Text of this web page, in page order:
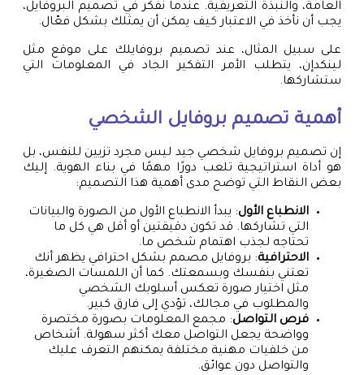
العامة، والنبذة التعريفية. عندما نفكر في تصميم البروفايل،
يجب أن نأخذ في الاعتبار كيف يمكن أن يمثلك بشكل فعّال.
على سبيل المثال، عند تصميم بروفايلك على موقع مثل
لينكدإن، يتطلب الأمر التفكير الجاد في المعلومات التي
ستشاركها.
أهمية تصميم بروفايل الشخصي
إن تصميم بروفايل شخصي جيد ليس مجرد تزيين للنفس، بل
هو أداة استراتيجية تلعب دورًا مهمًا في بناء الهوية. إليك
بعض النقاط التي توضح مدى أهمية هذا التصميم:
الانطباع الأول: يبدأ الانطباع الأول من الصورة والبيانات
التي تشاركها. قد تكون دقيقتين أو أقل هي كل ما
تحتاجه لجذب اهتمام شخص ما.
الاحترافية: بروفايل مصمم بشكل احترافي يظهر أنك
تعتني بنفسك وبسمعتك. كما أن اللمسات الصغيرة،
مثل اختيار صورة تعكس أسلوبك الشخصي
والمطلوب في مجالك، تؤدي إلى فارق كبير.
فرص التواصل: مجمع المعلومات بصورة مختصرة
وواضحة يجعل التواصل معك أكثر سهولة. أشخاص
من خلفيات مهنية مختلفة يمكنهم التعرف عليك
والتواصل دون عوائق.